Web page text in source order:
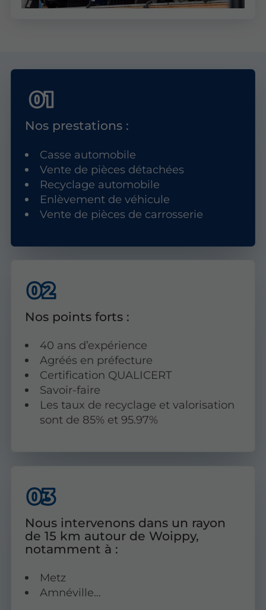
Nos prestations :
Casse automobile
Vente de pièces détachées
Recyclage automobile
Enlèvement de véhicule
Vente de pièces de carrosserie
Nos points forts :
40 ans d’expérience
Agréés en préfecture
Certification QUALICERT
Savoir-faire
Les taux de recyclage et valorisation
sont de 85% et 95.97%
Nous intervenons dans un rayon
de 15 km autour de Woippy,
notamment à :
Metz
Amnéville…